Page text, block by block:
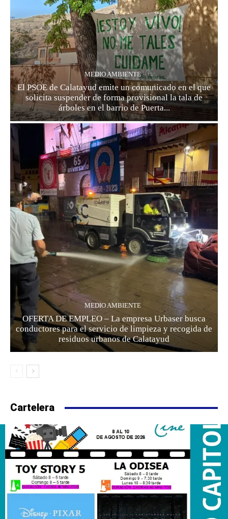
MEDIO AMBIENTE
El PSOE de Calatayud emite un comunicado en el que
solicita suspender de forma provisional la tala de
árboles en el barrio de Puerta...
MEDIO AMBIENTE
OFERTA DE EMPLEO – La empresa Urbaser busca
conductores para el servicio de limpieza y recogida de
residuos urbanos de Calatayud
Cartelera